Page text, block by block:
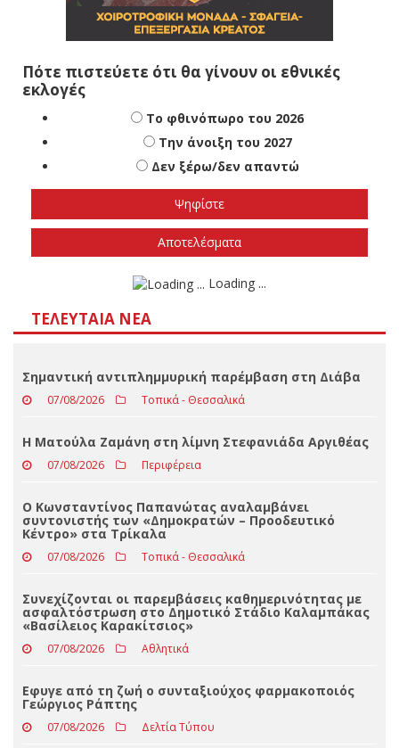
Πότε πιστεύετε ότι θα γίνουν οι εθνικές
εκλογές
Το φθινόπωρο του 2026
Την άνοιξη του 2027
Δεν ξέρω/δεν απαντώ
ΤΕΛΕΥΤΑΊΑ ΝΈΑ
Σημαντική αντιπλημμυρική παρέμβαση στη Διάβα
Η Ματούλα Ζαμάνη στη λίμνη Στεφανιάδα Αργιθέας
07/08/2026
συντονιστής των «Δημοκρατών – Προοδευτικό
Κέντρο» στα Τρίκαλα
07/08/2026 Τοπικά - Θεσσαλικά
ασφαλτόστρωση στο Δημοτικό Στάδιο Καλαμπάκας
«Βασίλειος Καρακίτσιος»
07/08/2026 Αθλητικά